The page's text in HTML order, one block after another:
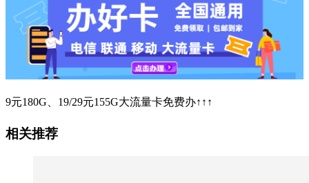
9元180G、19/29元155G大流量卡免费办↑↑↑
相关推荐